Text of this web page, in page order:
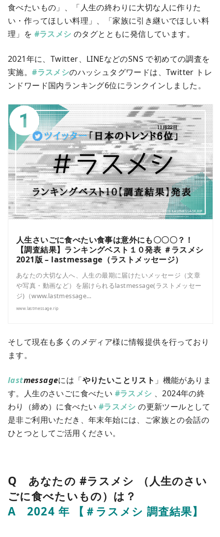
食べたいもの」、「人生の終わりに大切な人に作りた
い・作ってほしい料理」、「家族に引き継いでほしい料
理」を #ラスメシ のタグとともに発信しています。
2021年に、Twitter、LINEなどのSNS で初めての調査を
実施。#ラスメシのハッシュタグワードは、Twitter トレ
ンドワード国内ランキング6位にランクインしました。
人生さいごに食べたい食事は意外にも〇〇〇？！
【調査結果】ランキングベスト１０発表 ＃ラスメシ
2021版 – lastmessage（ラストメッセージ）
あなたの大切な人へ、人生の最期に届けたいメッセージ（文章
や写真・動画など）を届けられるlastmessage(ラストメッセー
ジ)（www.lastmessage…
www.lastmessage.rip
そして現在も多くのメディア様に情報提供を行っており
ます。
lastmessageには「やりたいことリスト 」機能がありま
す。人生のさいごに食べたい #ラスメシ 、2024年の終
わり（締め）に食べたい #ラスメシ の更新ツールとして
是非ご利用いただき、年末年始には、ご家族との会話の
ひとつとしてご活用ください。
Q あなたの #ラスメシ （人生のさい
ごに食べたいもの）は？
A 2024 年 【＃ラスメシ 調査結果】